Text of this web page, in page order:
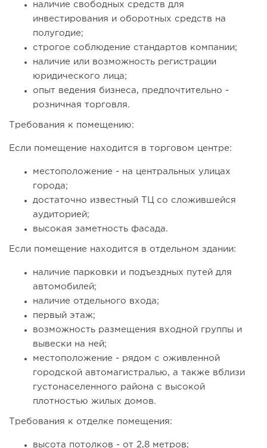
47 0
модели производства...
43
От стартапа за 30 тысяч рублей до бизнеса стоимостью
миллиарды:...
наличие свободных средств для
инвестирования и оборотных средств на
полугодие;
строгое соблюдение стандартов компании;
наличие или возможность регистрации
юридического лица;
опыт ведения бизнеса, предпочтительно -
розничная торговля.
Требования к помещению:
Если помещение находится в торговом центре:
местоположение - на центральных улицах
города;
достаточно известный ТЦ со сложившейся
аудиторией;
высокая заметность фасада.
Если помещение находится в отдельном здании:
наличие парковки и подъездных путей для
автомобилей;
наличие отдельного входа;
первый этаж;
возможность размещения входной группы и
вывески на ней;
местоположение - рядом с оживленной
городской автомагистралью, а также вблизи
густонаселенного района с высокой
плотностью жилых домов.
Требования к отделке помещения:
высота потолков - от 2,8 метров;